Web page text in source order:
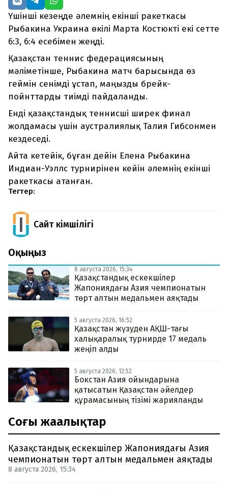
Үшінші кезеңде әлемнің екінші ракеткасы
Рыбакина Украина өкілі Марта Костюкті екі сетте
6:3, 6:4 есебімен жеңді.
Қазақстан теннис федерациясының
мәліметінше, Рыбакина матч барысында өз
геймін сенімді ұстап, маңызды брейк-
пойнттарды тиімді пайдаланды.
Енді қазақстандық теннисші ширек финал
жолдамасы үшін аустралиялық Талия Гибсонмен
кездеседі.
Айта кетейік, бұған дейін Елена Рыбакина
Индиан-Уэллс турнирінен кейін әлемнің екінші
ракеткасы атанған.
Тегтер:
Сайт Әкімшілігі
Оқыңыз
8 августа 2026, 15:34
Қазақстандық ескекшілер
Жапониядағы Азия чемпионатын
төрт алтын медальмен аяқтады
5 августа 2026, 16:52
Қазақстан жүзуден АҚШ-тағы
халықаралық турнирде 17 медаль
жеңіп алды
5 августа 2026, 12:52
Бокстан Азия ойындарына
қатысатын Қазақстан әйелдер
құрамасының тізімі жарияланды
Соңғы жаңалықтар
Қазақстандық ескекшілер Жапониядағы Азия
чемпионатын төрт алтын медальмен аяқтады
8 августа 2026, 15:34